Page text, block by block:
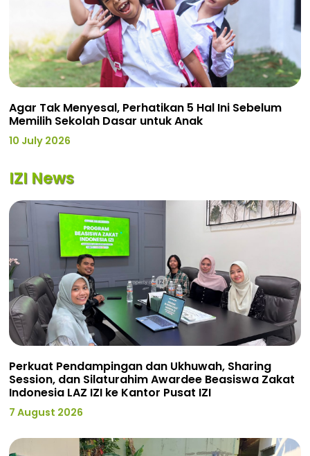
Agar Tak Menyesal, Perhatikan 5 Hal Ini Sebelum
Memilih Sekolah Dasar untuk Anak
10 July 2026
IZI News
Perkuat Pendampingan dan Ukhuwah, Sharing
Session, dan Silaturahim Awardee Beasiswa Zakat
Indonesia LAZ IZI ke Kantor Pusat IZI
7 August 2026